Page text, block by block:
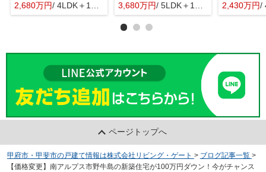
2,680万円/ 4LDK＋1S(納戸)
3,680万円/ 5LDK＋1S(納戸) 2,430万円/
ページトップへ
甲府市・甲斐市の戸建て情報は株式会社リビング・ゲート > ブログ記事一覧 >
【価格変更】南アルプス市野牛島の新築住宅が100万円ダウン！今がチャンス